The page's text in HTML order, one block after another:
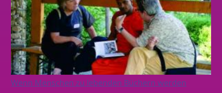
Wenn Menschen zu lebenden Büchern werden